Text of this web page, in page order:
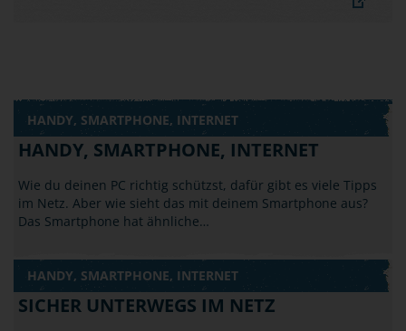
HANDY, SMARTPHONE, INTERNET
HANDY, SMARTPHONE, INTERNET
Wie du deinen PC richtig schützst, dafür gibt es viele Tipps
im Netz. Aber wie sieht das mit deinem Smartphone aus?
Das Smartphone hat ähnliche…
HANDY, SMARTPHONE, INTERNET
SICHER UNTERWEGS IM NETZ